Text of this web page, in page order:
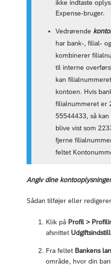
ikke indtaste
Expense-bruger.
Vedrørende
har bank-, filial-
kombinerer
til interne
kan
kontoen. Hvis
filialnummeret er
55544433, så
blive vist som
fjerne
feltet
Angiv dine kontooplysninger
Sådan tilføjer eller
Klik på Profil >
afsnittet
Fra feltet Bankens
område, hvor din